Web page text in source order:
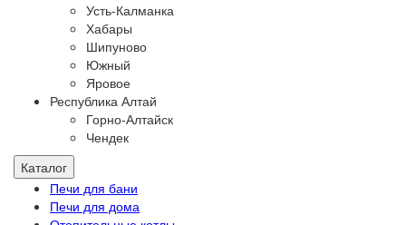
Усть-Калманка
Хабары
Шипуново
Южный
Яровое
Республика Алтай
Горно-Алтайск
Чендек
Каталог
Печи для бани
Печи для дома